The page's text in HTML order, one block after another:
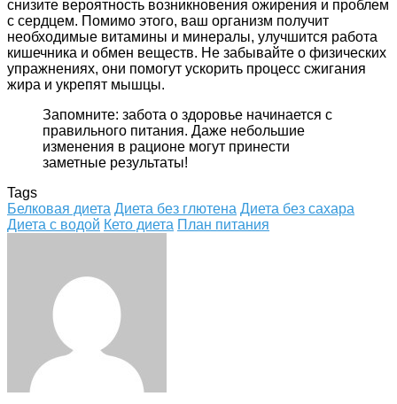
снизите вероятность возникновения ожирения и проблем
с сердцем. Помимо этого, ваш организм получит
необходимые витамины и минералы, улучшится работа
кишечника и обмен веществ. Не забывайте о физических
упражнениях, они помогут ускорить процесс сжигания
жира и укрепят мышцы.
Запомните: забота о здоровье начинается с
правильного питания. Даже небольшие
изменения в рационе могут принести
заметные результаты!
Tags
Белковая диета Диета без глютена Диета без сахара
Диета с водой Кето диета План питания